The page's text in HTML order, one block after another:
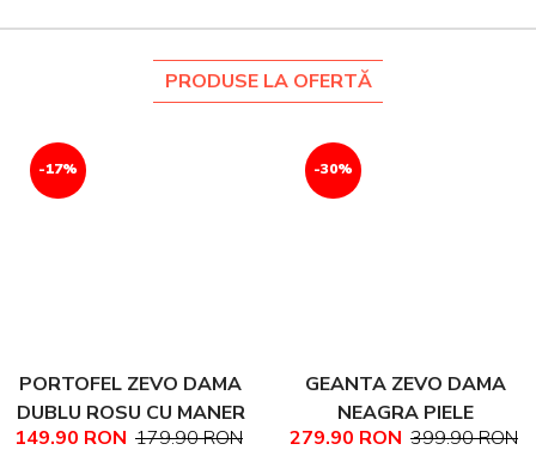
PRODUSE LA OFERTĂ
-17%
PORTOFEL ZEVO DAMA
DUBLU ROSU CU MANER
PIELE NATURALA
149.90 RON 179.90 RON
-30%
GEANTA ZEVO DAMA
NEAGRA PIELE
NATURALA TEXTURATA
279.90 RON 399.90 RON